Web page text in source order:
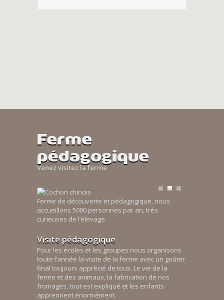
Ferme
pédagogique
Venez visitez la ferme
Ferme de découverte et pédagogique, nous
accueillons 5000 personnes par an, trés
curieuses de l’élevage.
Visite pédagogique
Pour les écoles et les groupes nous organisons
toute l’année la visite de la ferme avec un goûter
final toujours apprécié de tous. Le vie de la
ferme et des animaux, la fabrication de nos
fromages, tout est expliqué et les enfants
apprennent énormément.